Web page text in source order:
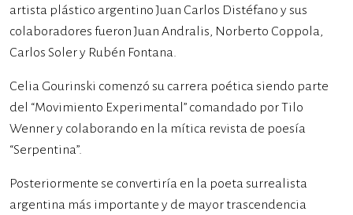
artista plástico argentino Juan Carlos Distéfano y sus
colaboradores fueron Juan Andralis, Norberto Coppola,
Carlos Soler y Rubén Fontana.
Celia Gourinski comenzó su carrera poética siendo parte
del “Movimiento Experimental” comandado por Tilo
Wenner y colaborando en la mítica revista de poesía
“Serpentina”.
Posteriormente se convertiría en la poeta surrealista
argentina más importante y de mayor trascendencia